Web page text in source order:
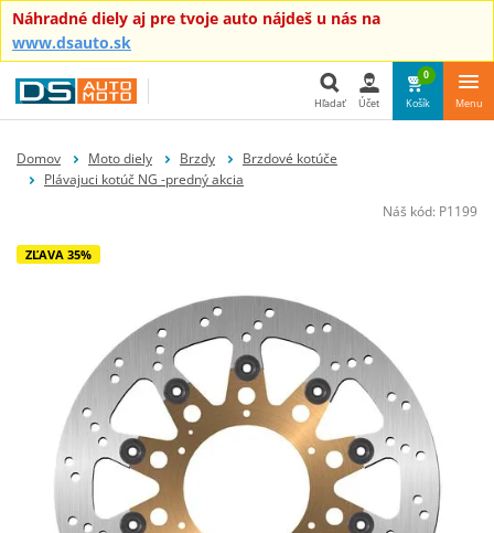
Náhradné diely aj pre tvoje auto nájdeš u nás na
www.dsauto.sk
Hľadať Účet
0
Košík Menu
Domov Moto diely Brzdy
Brzdové kotúče
Plávajuci kotúč NG -predný akcia
Náš kód: P1199
ZĽAVA 35%